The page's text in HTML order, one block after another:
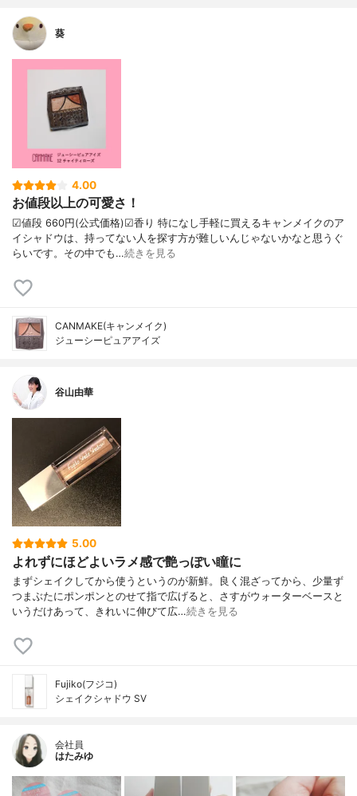
葵
4.00
お値段以上の可愛さ！
☑︎値段 660円(公式価格)☑︎香り 特になし手軽に買えるキャンメイクのア
イシャドウは、持ってない人を探す方が難しいんじゃないかなと思うぐ
らいです。その中でも…続きを見る
CANMAKE(キャンメイク)
ジューシーピュアアイズ
谷山由華
5.00
よれずにほどよいラメ感で艶っぽい瞳に
まずシェイクしてから使うというのが新鮮。良く混ざってから、少量ず
つまぶたにポンポンとのせて指で広げると、さすがウォーターベースと
いうだけあって、きれいに伸びて広…続きを見る
Fujiko(フジコ)
シェイクシャドウ SV
会社員
はたみゆ